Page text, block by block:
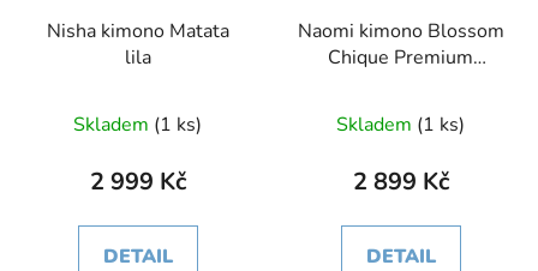
Nisha kimono Matata
lila
Skladem (1 ks)
2 999 Kč
DETAIL
Naomi kimono Blossom
Chique Premium
Skladem (1 ks)
2 899 Kč
DETAIL